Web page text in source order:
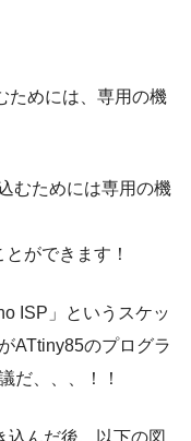
ためには、専用の機
むためには専用の機
ができます！
ISP」というスケッ
ATtiny85のプログラ
だ、、、！！